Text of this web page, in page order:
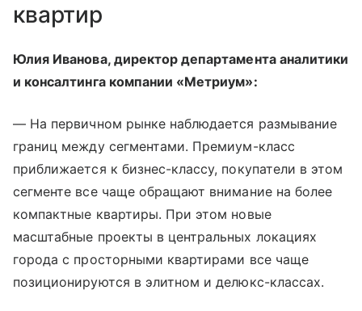
квартир
Юлия Иванова, директор департамента аналитики
и консалтинга компании «Метриум»:
— На первичном рынке наблюдается размывание
границ между сегментами. Премиум-класс
приближается к бизнес-классу, покупатели в этом
сегменте все чаще обращают внимание на более
компактные квартиры. При этом новые
масштабные проекты в центральных локациях
города с просторными квартирами все чаще
позиционируются в элитном и делюкс-классах.